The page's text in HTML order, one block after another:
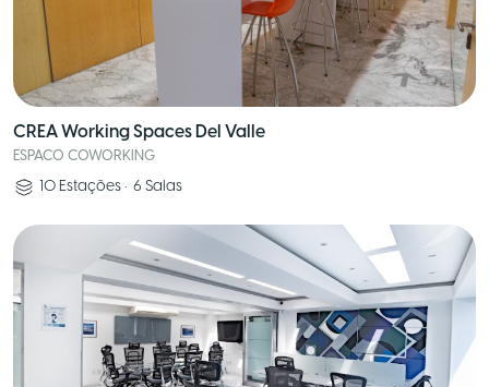
CREA Working Spaces Del Valle
ESPACO COWORKING
10 Estações • 6 Salas